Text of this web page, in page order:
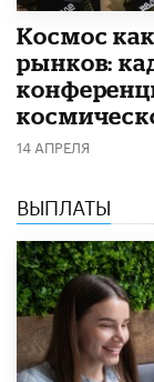
Космос
рынков:
14 АПРЕЛЯ
ВЫПЛАТЫ